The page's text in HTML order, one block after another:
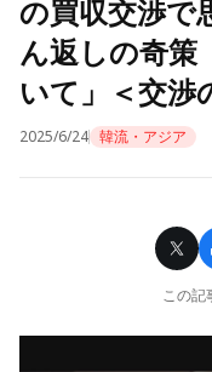
の買収交渉
ん返しの奇策
いて」＜交渉
2025/6/24 韓流・アジア
この記